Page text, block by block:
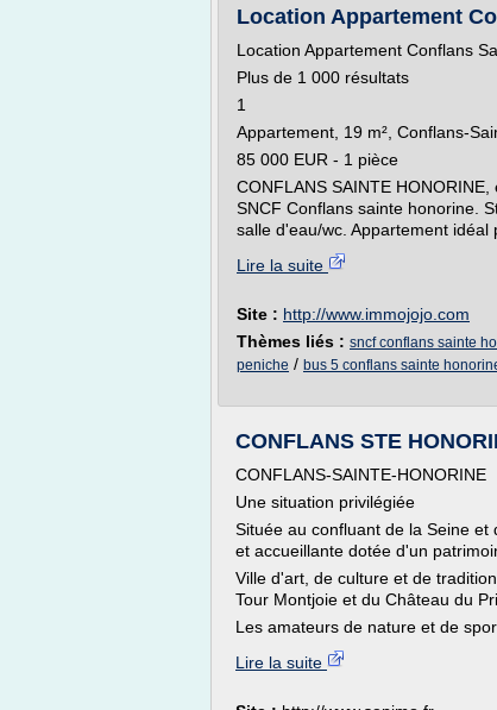
Location Appartement
Location Appartement Conflans
Plus de 1 000 résultats
1
Appartement, 19 m², Conflans-
85 000 EUR - 1 pièce
CONFLANS SAINTE
SNCF Conflans sainte honorine.
salle d'eau/wc. Appartement idéal
Lire la suite
Site : http://www.immojojo.com
Thèmes liés : sncf conflans sainte
peniche / bus 5 conflans sainte
CONFLANS STE
CONFLANS-SAINTE-HONORINE
Une situation privilégiée
Située au confluant de la Seine
et accueillante dotée d'un
Ville d'art, de culture et de
Tour Montjoie et du Château du
Les amateurs de nature et de
Lire la suite